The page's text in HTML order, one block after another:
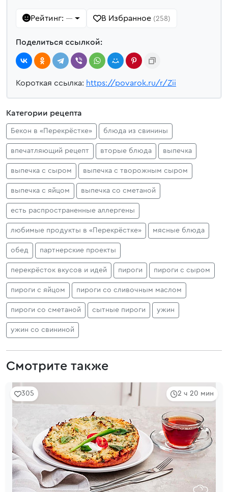
Рейтинг: — В Избранное (258)
Поделиться ссылкой:
Короткая ссылка: https://povarok.ru/r/Zii
Категории рецепта
Бекон в «Перекрёстке» блюда из свинины
впечатляющий рецепт вторые блюда выпечка
выпечка с сыром выпечка с творожным сыром
выпечка с яйцом выпечка со сметаной
есть распространенные аллергены
любимые продукты в «Перекрёстке» мясные блюда
обед партнерские проекты
перекрёсток вкусов и идей пироги пироги с сыром
пироги с яйцом пироги со сливочным маслом
пироги со сметаной сытные пироги ужин
ужин со свининой
Смотрите также
2 ч 20 мин
305